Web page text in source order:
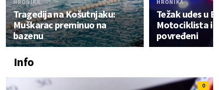
HRONIKA
Tragedija na Košutnjaku:
Muškarac preminuo na
bazenu
HRONIKA
Težak udes u
Motociklista i
povređeni
Info
0